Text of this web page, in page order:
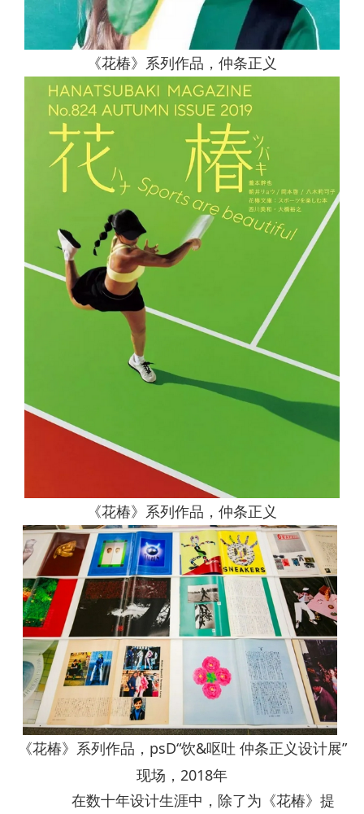
《花椿》系列作品，仲条正义
《花椿》系列作品，仲条正义
《花椿》系列作品，psD“饮&呕吐 仲条正义设计展”
现场，2018年
在数十年设计生涯中，除了为《花椿》提